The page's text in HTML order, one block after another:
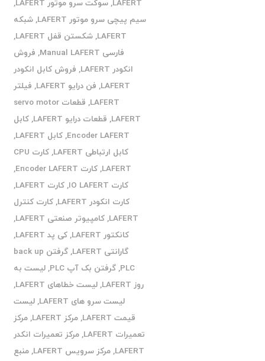
LAFERT
,سوکت سرو موتور LAFERT
,
سیم پیچی سرو موتور LAFERT
,شبکه
LAFERT
,شکستن قفل LAFERT
,
فارسی Manual LAFERT
, فروش
انکودر LAFERT
, فروش کابل انکودر
LAFERT
, فن درایو LAFERT , فیلتر
LAFERT
,
قطعات servo motor
LAFERT
, قطعات درایو LAFERT ,کابل
Encoder LAFERT
,کابل LAFERT
,
کابل ارتباطی LAFERT
,
کارت CPU
LAFERT
,کارت Encoder LAFERT
,
کارت IO LAFERT
,کارت LAFERT
,
کارت انکودر LAFERT
,کارت کنترل
LAFERT
,کامپیوتر صنعتی LAFERT
,
کانکتور LAFERT
,کی پد LAFERT
,
گارانتی LAFERT
,
گرفتن back up
PLC
,گرفتن بک آپ PLC ,لیست به
روز LAFERT
,لیست خطاهای LAFERT
,
لیست سرو های LAFERT
,لیست
قیمت LAFERT
,مرکز LAFERT ,مرکز
تعمیرات LAFERT
,مرکز تعمیرات انکدر
LAFERT
,مرکز سرویس LAFERT ,منبع